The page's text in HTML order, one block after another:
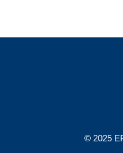
© 2025